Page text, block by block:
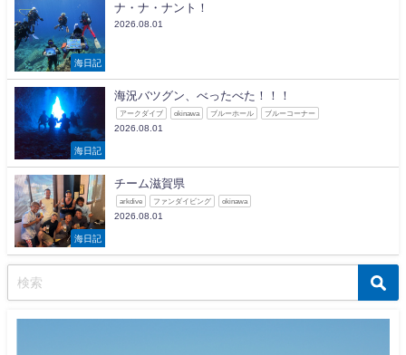
海日記
ナ・ナ・ナント！
2026.08.01
海日記
海況バツグン、べったべた！！！
アークダイブ okinawa ブルーホール ブルーコーナー
2026.08.01
海日記
チーム滋賀県
arkdive ファンダイビング okinawa
2026.08.01